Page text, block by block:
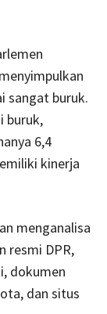
sangat buruk.
buruk,
6,4
kinerja
menganalisa
resmi DPR,
dokumen
dan situs